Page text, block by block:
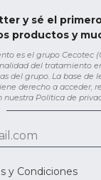
y sé el
productos y
es el grupo Cecotec
del tratamiento
del grupo. La base de
derecho a acceder,
nuestra Política de
y Condiciones